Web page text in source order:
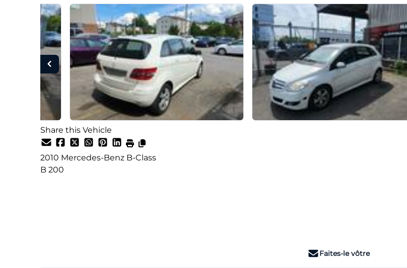
Share this Vehicle
2010 Mercedes-Benz B-Class
B 200
Faites-le vôtre